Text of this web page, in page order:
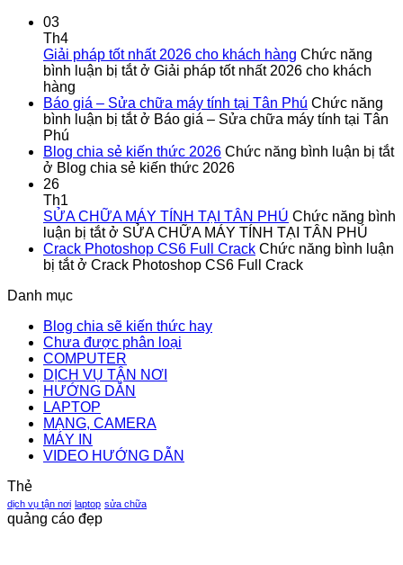
03
Th4
Giải pháp tốt nhất 2026 cho khách hàng Chức năng
bình luận bị tắtở Giải pháp tốt nhất 2026 cho khách
hàng
Báo giá – Sửa chữa máy tính tại Tân Phú Chức năng
bình luận bị tắtở Báo giá – Sửa chữa máy tính tại Tân
Phú
Blog chia sẻ kiến thức 2026 Chức năng bình luận bị tắt
ở Blog chia sẻ kiến thức 2026
26
Th1
SỬA CHỮA MÁY TÍNH TẠI TÂN PHÚ Chức năng bình
luận bị tắtở SỬA CHỮA MÁY TÍNH TẠI TÂN PHÚ
Crack Photoshop CS6 Full Crack Chức năng bình luận
bị tắtở Crack Photoshop CS6 Full Crack
Danh mục
Blog chia sẽ kiến thức hay
Chưa được phân loại
COMPUTER
DỊCH VỤ TẬN NƠI
HƯỚNG DẪN
LAPTOP
MẠNG, CAMERA
MÁY IN
VIDEO HƯỚNG DẪN
Thẻ
dịch vụ tận nơi laptop sửa chữa
quảng cáo đẹp